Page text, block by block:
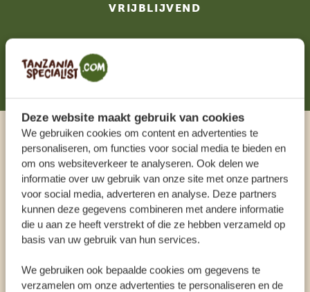
Deze website maakt gebruik van cookies
We gebruiken cookies om content en advertenties te
personaliseren, om functies voor social media te bieden en
om ons websiteverkeer te analyseren. Ook delen we
informatie over uw gebruik van onze site met onze partners
voor social media, adverteren en analyse. Deze partners
kunnen deze gegevens combineren met andere informatie
die u aan ze heeft verstrekt of die ze hebben verzameld op
basis van uw gebruik van hun services.
We gebruiken ook bepaalde cookies om gegevens te
verzamelen om onze advertenties te personaliseren en de
VRIJBLIJVEND
STEL NU JOUW DROOMREIS SAMEN!
Praat met een expert
ONZE SPECIALISTEN STAAN VOOR JE KLAAR
NL:+31 174 35 2016
ANDERE LANDEN